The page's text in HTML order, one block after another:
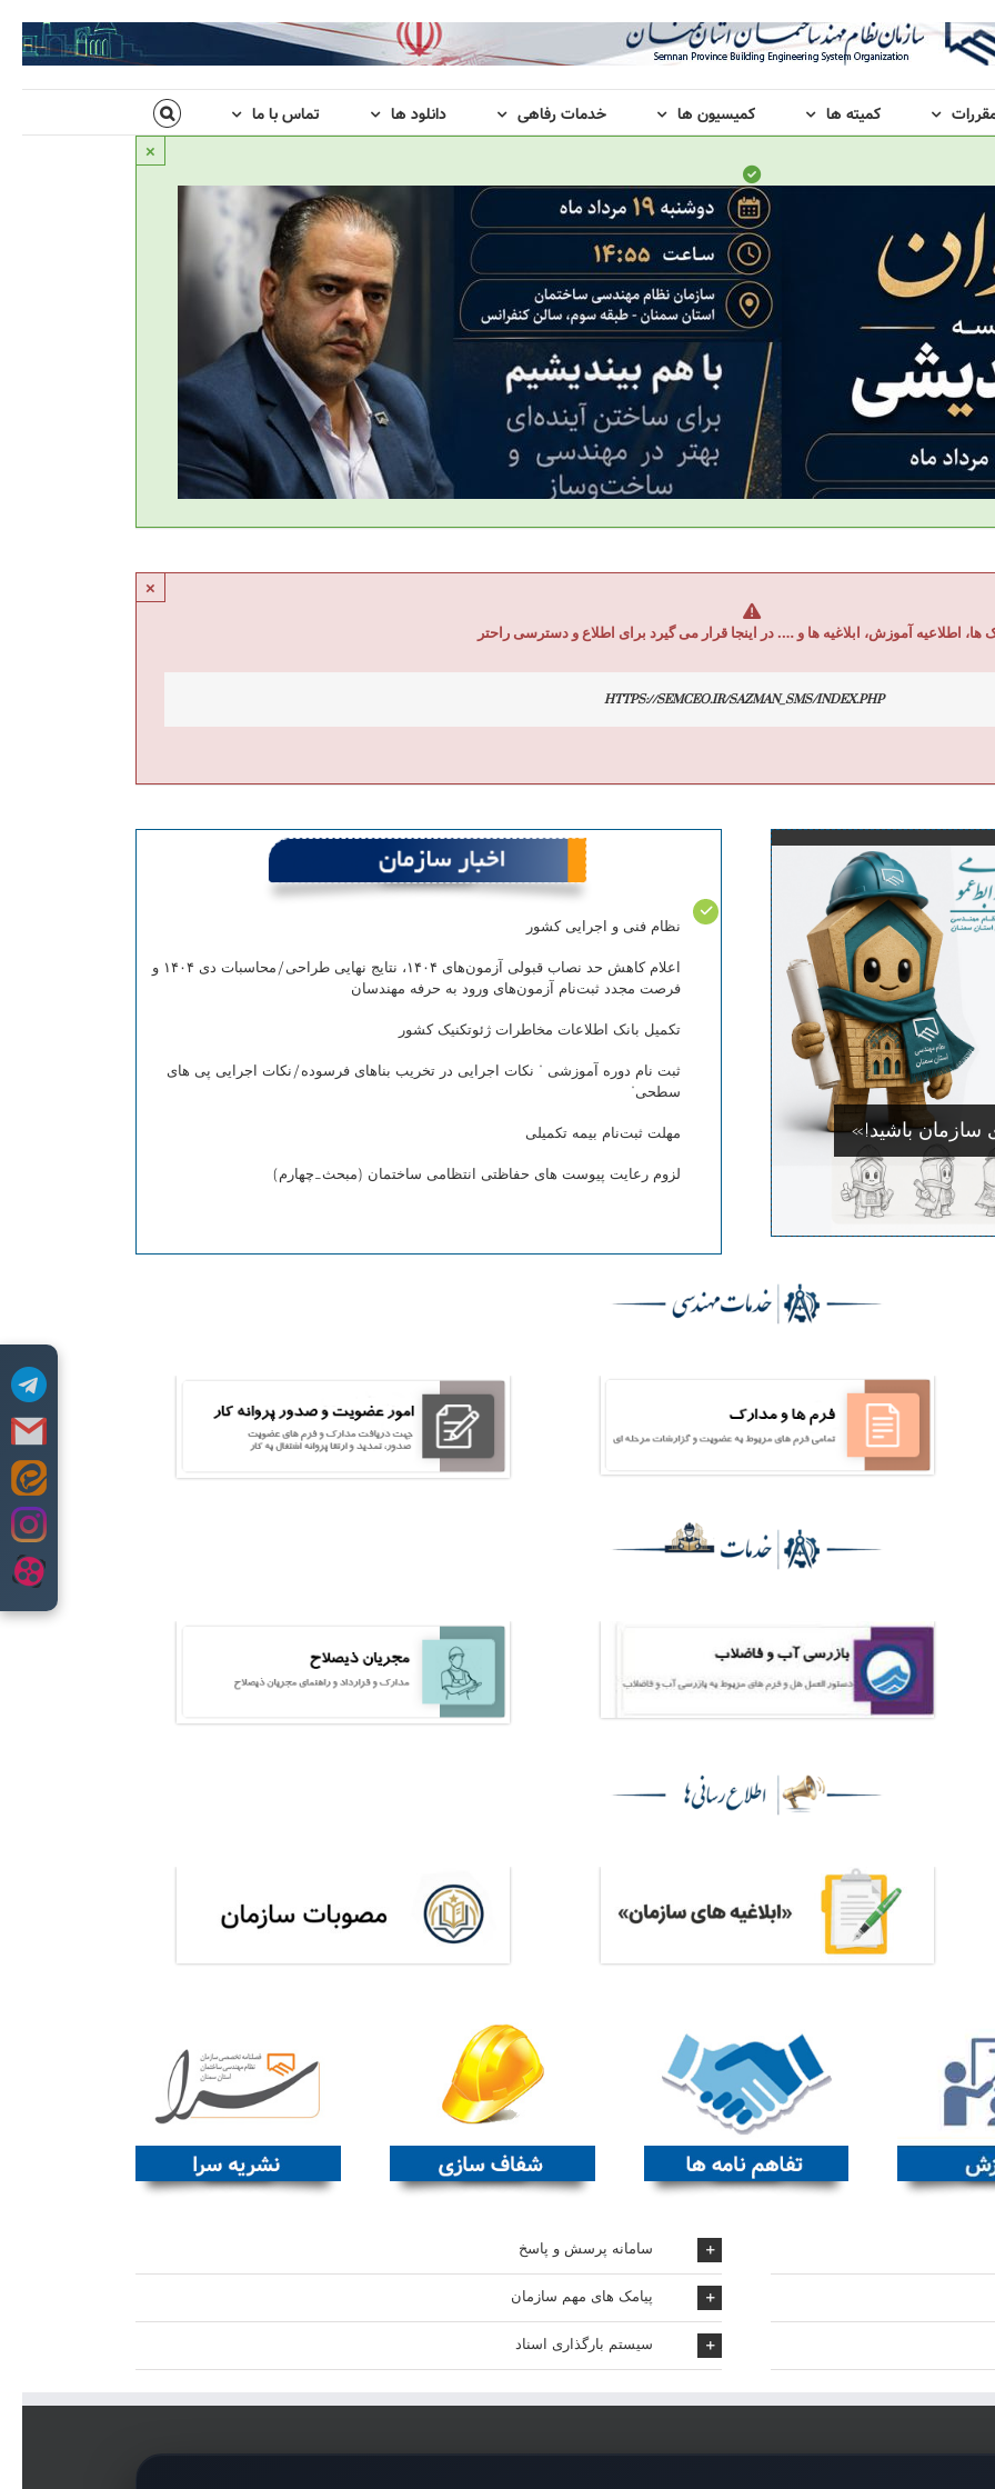
content
کمیته ها کمیسیون ها خدمات رفاهی دانلود ها تماس با ما
×
×
ها، اطلاعیه آموزش، ابلاغیه ها و …. در اینجا قرار می گیرد برای اطلاع و دسترسی راحتر
HTTPS://SEMCEO.IR/SAZMAN_SMS/INDEX.PHP
باشید!»
نظام فنی و اجرایی کشور
اعلام کاهش حد نصاب قبولی آزمون‌های ۱۴۰۴، نتایج نهایی طراحی/محاسبات دی ۱۴۰۴ و
فرصت مجدد ثبت‌نام آزمون‌های ورود به حرفه مهندسان
تکمیل بانک اطلاعات مخاطرات ژئوتکنیک کشور
ثبت نام دوره آموزشی ” نکات اجرایی در تخریب بناهای فرسوده/نکات اجرایی پی های
سطحی”
مهلت ثبت‌نام بیمه تکمیلی
لزوم رعایت پیوست های حفاظتی انتظامی ساختمان (مبحث_چهارم)
سامانه پرسش و پاسخ
پیامک های مهم سازمان
سیستم بارگذاری اسناد